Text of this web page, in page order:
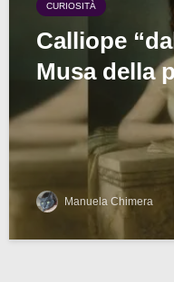
CURIOSITÀ
Calliope
Musa della
Manuela Chimera